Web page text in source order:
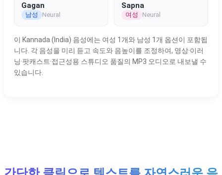
Gagan
남성 Neural
Sapna
여성 Neural
이 Kannada (India) 음성에는 여성 1개와 남성 1개 옵션이 포함됩
니다. 각 음성을 미리 듣고 속도와 음높이를 조정하여, 영상·이러
닝·팟캐스트·접근성용 스튜디오 품질의 MP3 오디오로 내보낼 수
있습니다.